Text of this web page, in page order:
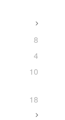
8
4
10
18